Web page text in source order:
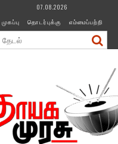
07.08.2026
முகப்பு
தொடர்புக்கு எம்மைப்பற்றி